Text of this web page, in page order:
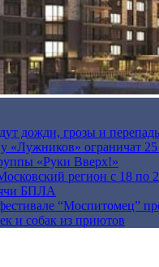
дожди, грозы и
«Лужников» ограничат
«Руки Вверх!»
регион с 18 по
БПЛА
“Моспитомец”
и собак из приютов